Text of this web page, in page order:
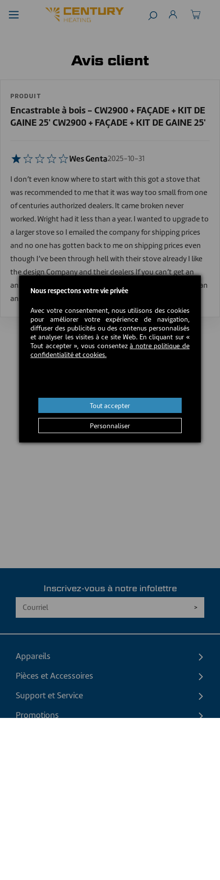
Avis client
PRODUIT
Encastrable à bois - CW2900 + FAÇADE + KIT DE
GAINE 25' CW2900 + FAÇADE + KIT DE GAINE 25'
Wes Genta2025-10-31
I don’t even know where to start with this got a stove that
was recommended to me that it was way too small from one
of centuries authorized dealers. It came broken never
worked. Wright had it less than a year. I wanted to upgrade to
a larger stove so I emailed the company for shipping prices
and no one has gotten back to me on shipping prices even
though I’ve been through hell with their stove already I like
the design Company and their dealers If you can’t get an
answer on shipping, then what makes you think you’ll get an
answer if there’s a problem
Inscrivez-vous à notre infolettre
Appareils
Pièces et Accessoires
Support et Service
Promotions
Nous respectons votre vie privée
Avec votre consentement, nous utilisons des cookies
pour améliorer votre expérience de navigation,
diffuser des publicités ou des contenus personnalisés
et analyser les visites à ce site Web. En cliquant sur «
Tout accepter », vous consentezà notre politique de
confidentialité et cookies.
Personnaliser
Tout accepter